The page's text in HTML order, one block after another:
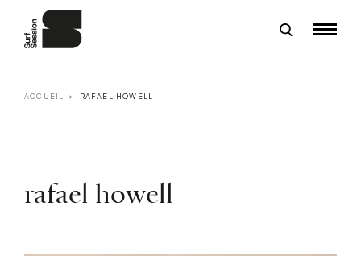
ACCUEIL RAFAEL HOWELL
rafael howell